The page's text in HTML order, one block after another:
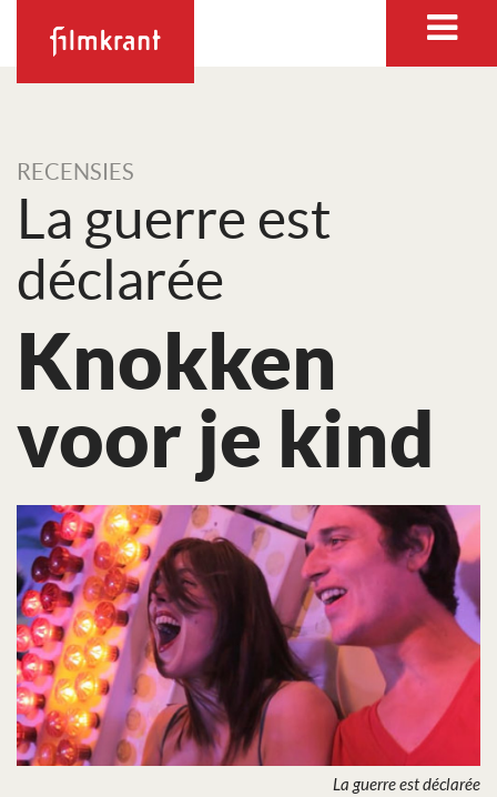
RECENSIES
La guerre est
déclarée
Knokken
voor je kind
La guerre est déclarée